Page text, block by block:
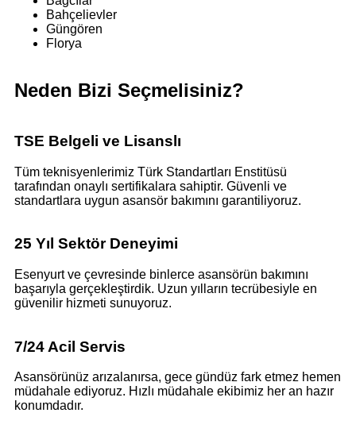
Bahçelievler
Güngören
Florya
Neden Bizi Seçmelisiniz?
TSE Belgeli ve Lisanslı
Tüm teknisyenlerimiz Türk Standartları Enstitüsü
tarafından onaylı sertifikalara sahiptir. Güvenli ve
standartlara uygun asansör bakımını garantiliyoruz.
25 Yıl Sektör Deneyimi
Esenyurt ve çevresinde binlerce asansörün bakımını
başarıyla gerçekleştirdik. Uzun yılların tecrübesiyle en
güvenilir hizmeti sunuyoruz.
7/24 Acil Servis
Asansörünüz arızalanırsa, gece gündüz fark etmez hemen
müdahale ediyoruz. Hızlı müdahale ekibimiz her an hazır
konumdadır.